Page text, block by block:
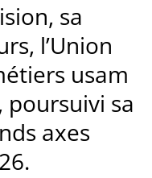
sa
l’Union
usam
poursuivi sa
axes